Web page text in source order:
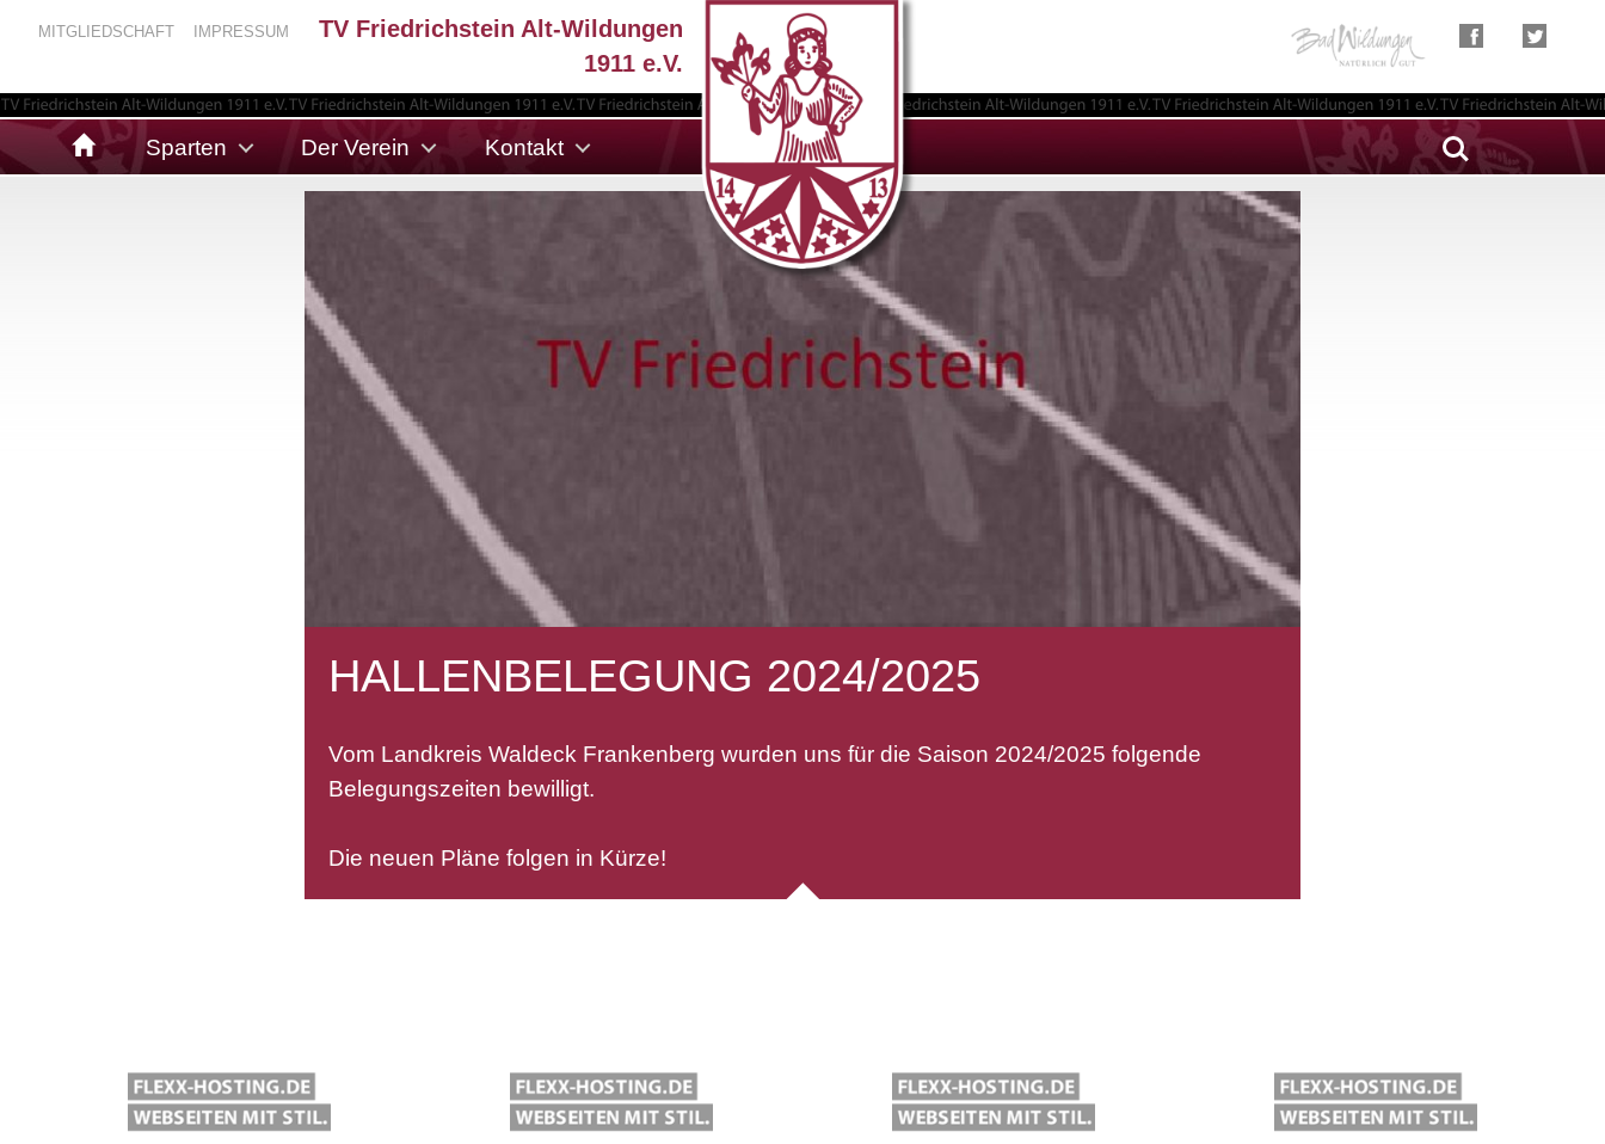
MITGLIEDSCHAFT IMPRESSUM
TV Friedrichstein Alt-Wildungen
1911 e.V.
Sparten Der Verein Kontakt Search
HALLENBELEGUNG 2024/2025
Vom Landkreis Waldeck Frankenberg wurden uns für die Saison 2024/2025 folgende
Belegungszeiten bewilligt.
Die neuen Pläne folgen in Kürze!